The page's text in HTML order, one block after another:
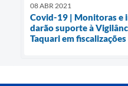
08 ABR 2021
Covid-19 | Monitoras e
darão suporte à
Taquari em fiscalizações